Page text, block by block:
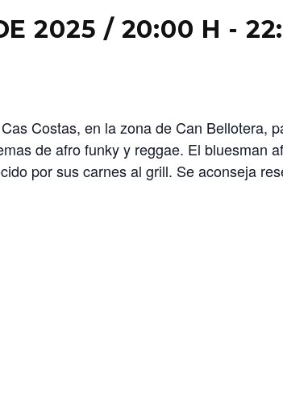
2025 / 20:00 H -
Costas, en la zona de Can Bellotera,
de afro funky y reggae. El bluesman
por sus carnes al grill. Se aconseja